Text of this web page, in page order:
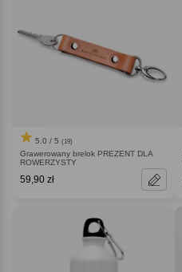
5.0 / 5 (19)
Grawerowany brelok PREZENT DLA
ROWERZYSTY
59,90 zł